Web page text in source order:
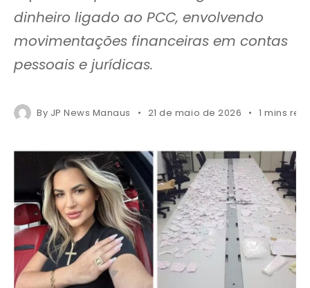
dinheiro ligado ao PCC, envolvendo
movimentações financeiras em contas
pessoais e jurídicas.
By JP News Manaus 21 de maio de 2026 1 mins